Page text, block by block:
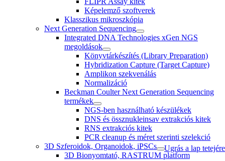
Képelemző szoftverek
Klasszikus mikroszkópia
Next Generation Sequencing
Integrated DNA Technologies xGen NGS
megoldások
Könyvtárkészítés (Library Preparation)
Hybridization Capture (Target Capture)
Amplikon szekvenálás
Normalizáció
Beckman Coulter Next Generation Sequencing
termékek
NGS-ben használható készülékek
DNS és össznukleinsav extrakciós kitek
RNS extrakciós kitek
PCR cleanup és méret szerinti szelekció
3D Szferoidok, Organoidok, iPSCs
3D Bionyomtató, RASTRUM platform
Ugrás a lap tetejére